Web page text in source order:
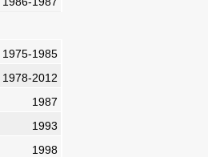
1975-1985
1978-2012
1987
1993
1998